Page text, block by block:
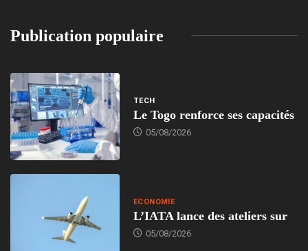
Publication populaire
TECH
Le Togo renforce ses capacités
05/08/2026
ECONOMIE
L’IATA lance des ateliers sur
05/08/2026